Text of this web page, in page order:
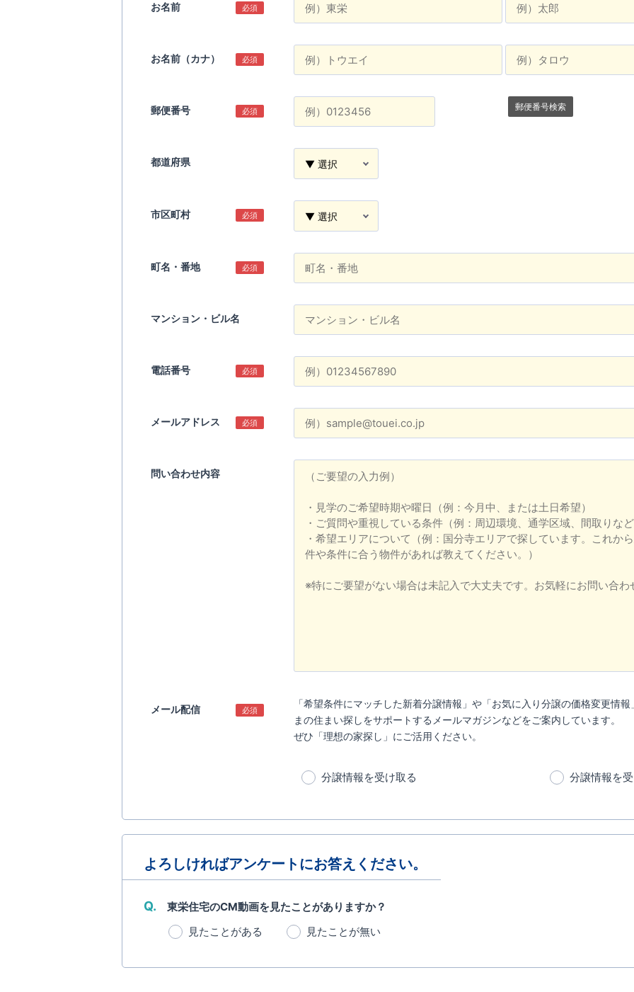
お名前 必須
お名前（カナ） 必須
郵便番号 必須 郵便番号検索
都道府県
市区町村 必須
町名・番地 必須
マンション・ビル名
電話番号 必須
メールアドレス 必須
問い合わせ内容
メール配信 必須
「希望条件にマッチした新着分譲情報」や「お気に入り分譲の価格変更情
まの住まい探しをサポートするメールマガジンなどをご案内しています。
ぜひ「理想の家探し」にご活用ください。
分譲情報を受け取る 分譲情報を
よろしければアンケートにお答えください。
Q. 東栄住宅のCM動画を見たことがありますか？
見たことがある
見たことが無い